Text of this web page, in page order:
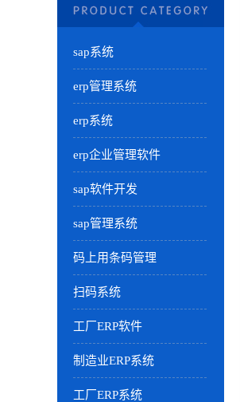
sap系统
erp管理系统
erp系统
erp企业管理软件
sap软件开发
sap管理系统
码上用条码管理
扫码系统
工厂ERP软件
制造业ERP系统
工厂ERP系统